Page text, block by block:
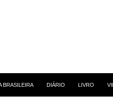
BRASILEIRA
DIÁRIO LIVRO